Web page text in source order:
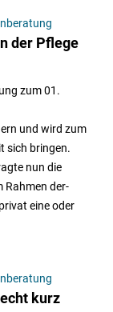
der Pflege
zum 01.
und wird zum
sich bringen.
nun die
Rahmen der-
eine oder
kurz